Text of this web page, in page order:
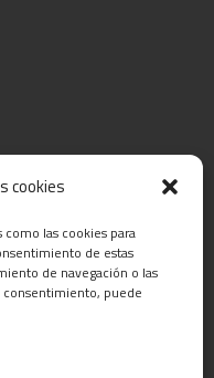
cookies
las cookies para
de estas
de navegación o las
puede